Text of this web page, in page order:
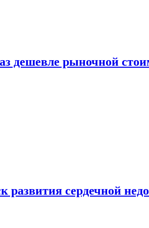
дешевле рыночной
сердечной